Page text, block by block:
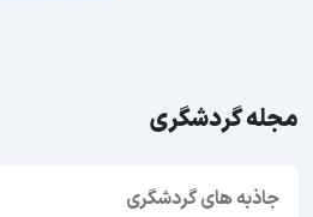
مجله گردشگری
جاذبه های گردشگری